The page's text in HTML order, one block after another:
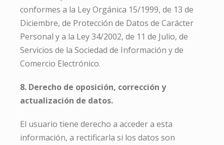
conformes a la Ley Orgánica 15/1999, de 13 de
Diciembre, de Protección de Datos de Carácter
Personal y a la Ley 34/2002, de 11 de Julio, de
Servicios de la Sociedad de Información y de
Comercio Electrónico.
8. Derecho de oposición, corrección y
actualización de datos.
El usuario tiene derecho a acceder a esta
información, a rectificarla si los datos son